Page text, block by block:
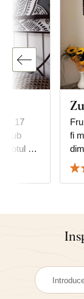
17
sub
totul ok,
fi mai